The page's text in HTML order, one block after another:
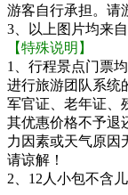
游客自行承担。请
3、以上图片均来
【特殊说明】
1、行程景点门票
进行旅游团队系统
军官证、老年证、
其优惠价格不予退
力因素或天气原因
请谅解！
2、12人小包不含儿